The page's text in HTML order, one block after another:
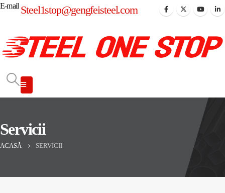
E-mail Steel1stop@gengfeisteel.com
Servicii
ACASĂ SERVICII